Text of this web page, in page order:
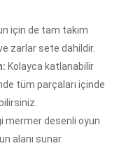
için de tam takım
zarlar sete dahildir.
Kolayca katlanabilir
tüm parçaları içinde
mermer desenli oyun
alanı sunar.